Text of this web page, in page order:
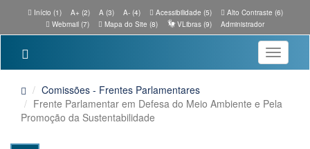
Início (1) A+ (2) A (3) A- (4) Acessibilidade (5)
Alto Contraste (6)
Webmail (7)
Mapa do Site (8) VLibras (9) Administrador
Toggle
Comissões - Frentes Parlamentares
Frente Parlamentar em Defesa do Meio Ambiente e Pela
Promoção da Sustentabilidade